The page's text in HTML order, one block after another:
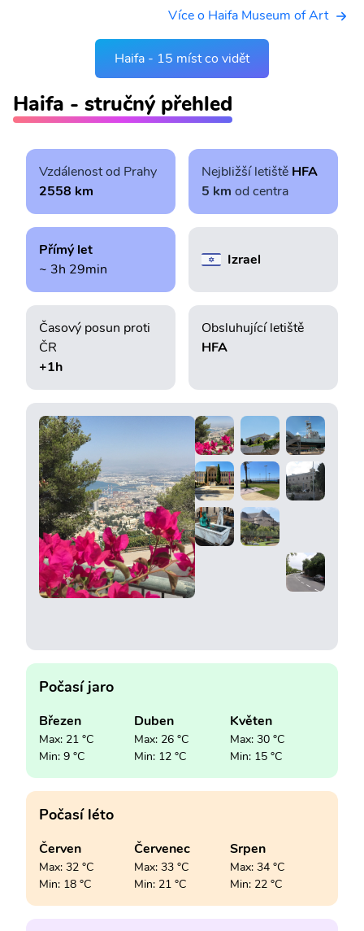
Více o Haifa Museum of Art
Haifa - 15 míst co vidět
Haifa - stručný přehled
Vzdálenost od Prahy
2558 km
Nejbližší letiště HFA
5 km od centra
Přímý let
~ 3h 29min
Izrael
Časový posun proti
ČR
+1h
Obsluhující letiště
HFA
Počasí jaro
Březen
Max: 21 °C
Min: 9 °C
Duben
Max: 26 °C
Min: 12 °C
Květen
Max: 30 °C
Min: 15 °C
Počasí léto
Červen
Max: 32 °C
Min: 18 °C
Červenec
Max: 33 °C
Min: 21 °C
Srpen
Max: 34 °C
Min: 22 °C